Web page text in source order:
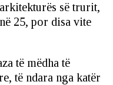
së trurit,
25, por disa vite
të mëdha të
të ndara nga katër